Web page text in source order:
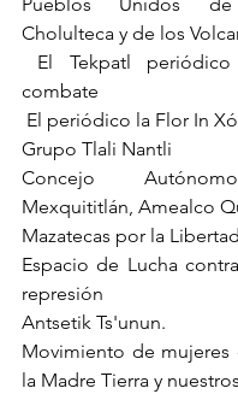
Pueblos Unidos
Cholulteca y de los
El Tekpatl
combate
El periódico la Flor In
Grupo Tlali Nantli
Concejo
Mexquititlán, Amealco
Mazatecas por la Libertad
Espacio de Lucha
represión
Antsetik Ts'unun.
Movimiento de mujeres
la Madre Tierra y